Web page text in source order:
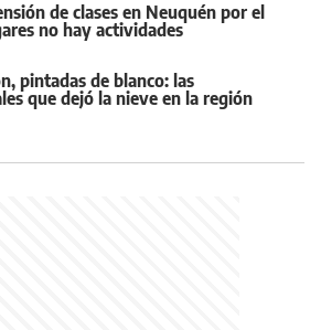
de clases en Neuquén por el
no hay actividades
pintadas de blanco: las
que dejó la nieve en la región